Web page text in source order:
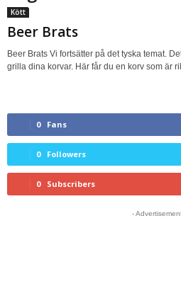
Kött
Beer Brats
Beer Brats Vi fortsätter på det tyska temat.
grilla dina korvar. Här får du en korv som är
0 Fans
0 Followers
0 Subscribers
-